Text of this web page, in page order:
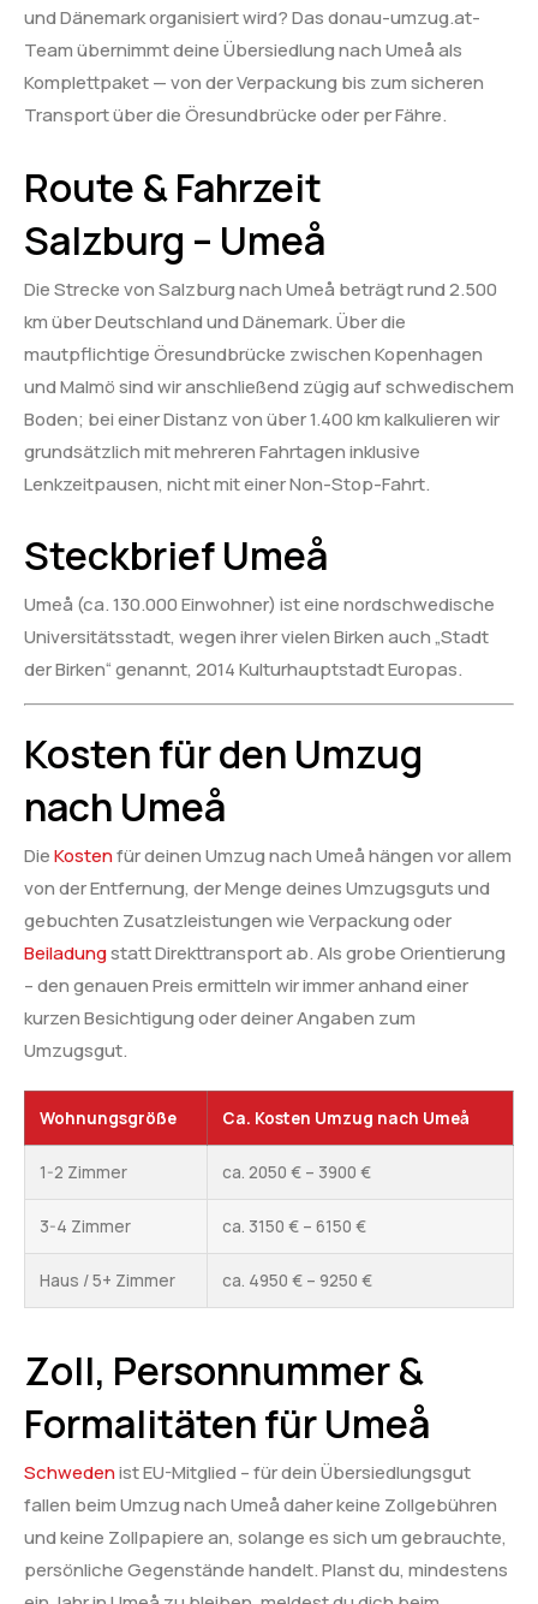
und Dänemark organisiert wird? Das donau-umzug.at-
Team übernimmt deine Übersiedlung nach Umeå als
Komplettpaket — von der Verpackung bis zum sicheren
Transport über die Öresundbrücke oder per Fähre.
Route & Fahrzeit
Salzburg – Umeå
Die Strecke von Salzburg nach Umeå beträgt rund 2.500
km über Deutschland und Dänemark. Über die
mautpflichtige Öresundbrücke zwischen Kopenhagen
und Malmö sind wir anschließend zügig auf schwedischem
Boden; bei einer Distanz von über 1.400 km kalkulieren wir
grundsätzlich mit mehreren Fahrtagen inklusive
Lenkzeitpausen, nicht mit einer Non-Stop-Fahrt.
Steckbrief Umeå
Umeå (ca. 130.000 Einwohner) ist eine nordschwedische
Universitätsstadt, wegen ihrer vielen Birken auch „Stadt
der Birken“ genannt, 2014 Kulturhauptstadt Europas.
Kosten für den Umzug
nach Umeå
DieKostenfür deinen Umzug nach Umeå hängen vor allem
von der Entfernung, der Menge deines Umzugsguts und
gebuchten Zusatzleistungen wie Verpackung oder
Beiladungstatt Direkttransport ab. Als grobe Orientierung
– den genauen Preis ermitteln wir immer anhand einer
kurzen Besichtigung oder deiner Angaben zum
Umzugsgut.
Wohnungsgröße Ca. Kosten Umzug nach Umeå
1-2 Zimmer ca. 2050 € – 3900 €
3-4 Zimmer ca. 3150 € – 6150 €
Haus / 5+ Zimmer ca. 4950 € – 9250 €
Zoll, Personnummer &
Formalitäten für Umeå
Schwedenist EU-Mitglied – für dein Übersiedlungsgut
fallen beim Umzug nach Umeå daher keine Zollgebühren
und keine Zollpapiere an, solange es sich um gebrauchte,
persönliche Gegenstände handelt. Planst du, mindestens